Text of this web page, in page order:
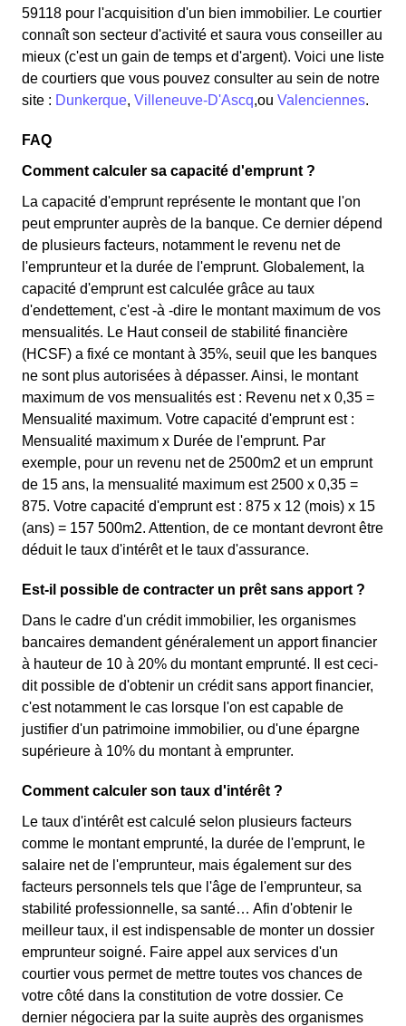
59118 pour l'acquisition d'un bien immobilier. Le courtier
connaît son secteur d'activité et saura vous conseiller au
mieux (c'est un gain de temps et d'argent). Voici une liste
de courtiers que vous pouvez consulter au sein de notre
site : Dunkerque, Villeneuve-D'Ascq,ou Valenciennes.
FAQ
Comment calculer sa capacité d'emprunt ?
La capacité d'emprunt représente le montant que l'on
peut emprunter auprès de la banque. Ce dernier dépend
de plusieurs facteurs, notamment le revenu net de
l'emprunteur et la durée de l'emprunt. Globalement, la
capacité d'emprunt est calculée grâce au taux
d'endettement, c'est -à -dire le montant maximum de vos
mensualités. Le Haut conseil de stabilité financière
(HCSF) a fixé ce montant à 35%, seuil que les banques
ne sont plus autorisées à dépasser. Ainsi, le montant
maximum de vos mensualités est : Revenu net x 0,35 =
Mensualité maximum. Votre capacité d'emprunt est :
Mensualité maximum x Durée de l'emprunt. Par
exemple, pour un revenu net de 2500m2 et un emprunt
de 15 ans, la mensualité maximum est 2500 x 0,35 =
875. Votre capacité d'emprunt est : 875 x 12 (mois) x 15
(ans) = 157 500m2. Attention, de ce montant devront être
déduit le taux d'intérêt et le taux d'assurance.
Est-il possible de contracter un prêt sans apport ?
Dans le cadre d'un crédit immobilier, les organismes
bancaires demandent généralement un apport financier
à hauteur de 10 à 20% du montant emprunté. Il est ceci-
dit possible de d'obtenir un crédit sans apport financier,
c'est notamment le cas lorsque l'on est capable de
justifier d'un patrimoine immobilier, ou d'une épargne
supérieure à 10% du montant à emprunter.
Comment calculer son taux d'intérêt ?
Le taux d'intérêt est calculé selon plusieurs facteurs
comme le montant emprunté, la durée de l'emprunt, le
salaire net de l'emprunteur, mais également sur des
facteurs personnels tels que l'âge de l'emprunteur, sa
stabilité professionnelle, sa santé… Afin d'obtenir le
meilleur taux, il est indispensable de monter un dossier
emprunteur soigné. Faire appel aux services d'un
courtier vous permet de mettre toutes vos chances de
votre côté dans la constitution de votre dossier. Ce
dernier négociera par la suite auprès des organismes